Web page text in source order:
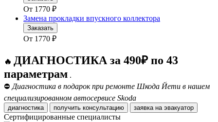
От 1770 ₽
Замена прокладки впускного коллектора
Заказать
От 1770 ₽
🔥 ДИАГНОСТИКА за 490₽ по 43
параметрам .
⛔ Диагностика в подарок при ремонте Шкода Йети в нашем
специализированном автосервисе Skoda
диагностика получить консультацию заявка на эвакуатор
Сертифицированные специалисты